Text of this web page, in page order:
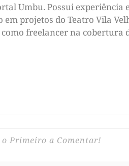
Umbu. Possui experiência
projetos do Teatro Vila
como freelancer na